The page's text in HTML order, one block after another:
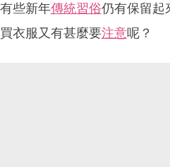
些新年傳統習俗仍有保留起
衣服又有甚麼要注意呢？